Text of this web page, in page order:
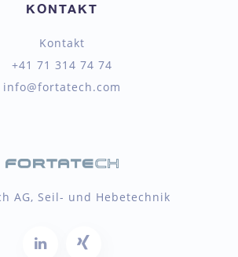
KONTAKT
Kontakt
+41 71 314 74 74
info@fortatech.com
AG, Seil- und Hebetechnik